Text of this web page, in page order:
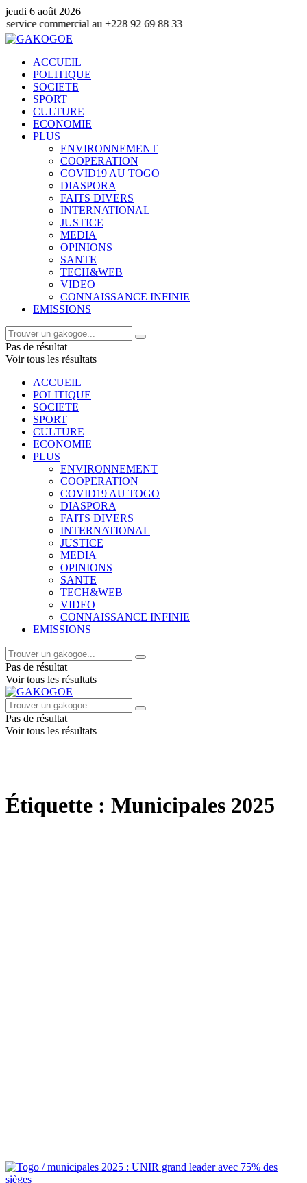
jeudi 6 août 2026
au +228 92 69 88 33
ACCUEIL
POLITIQUE
SOCIETE
SPORT
CULTURE
ECONOMIE
PLUS
ENVIRONNEMENT
COOPERATION
COVID19 AU TOGO
DIASPORA
FAITS DIVERS
INTERNATIONAL
JUSTICE
MEDIA
OPINIONS
SANTE
TECH&WEB
VIDEO
CONNAISSANCE INFINIE
EMISSIONS
Pas de résultat
Voir tous les résultats
ACCUEIL
POLITIQUE
SOCIETE
SPORT
CULTURE
ECONOMIE
PLUS
ENVIRONNEMENT
COOPERATION
COVID19 AU TOGO
DIASPORA
FAITS DIVERS
INTERNATIONAL
JUSTICE
MEDIA
OPINIONS
SANTE
TECH&WEB
VIDEO
CONNAISSANCE INFINIE
EMISSIONS
Pas de résultat
Voir tous les résultats
Pas de résultat
Voir tous les résultats
Étiquette : Municipales 2025